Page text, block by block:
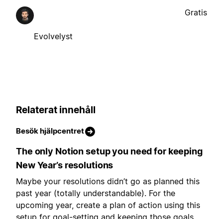
Evolvelyst
Gratis
Relaterat innehåll
Besök hjälpcentret
The only Notion setup you need for keeping
New Year’s resolutions
Maybe your resolutions didn’t go as planned this
past year (totally understandable). For the
upcoming year, create a plan of action using this